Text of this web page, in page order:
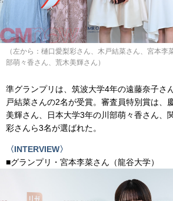
（左から：樋口愛梨彩さん、木戸結菜さん、宮本李
部萌々香さん、荒木美輝さん）
準グランプリは、筑波大学4年の遠藤奈子さ
戸結菜さんの2名が受賞。審査員特別賞は、
美輝さん、日本大学3年の川部萌々香さん、
彩さんら3名が選ばれた。
〈INTERVIEW〉
■グランプリ・宮本李菜さん（龍谷大学）